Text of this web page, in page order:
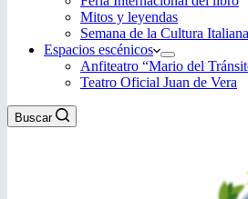
Mitos y leyendas
Semana de la Cultura Italiana
Espacios escénicos
Anfiteatro “Mario del
Teatro Oficial Juan de Vera
Buscar